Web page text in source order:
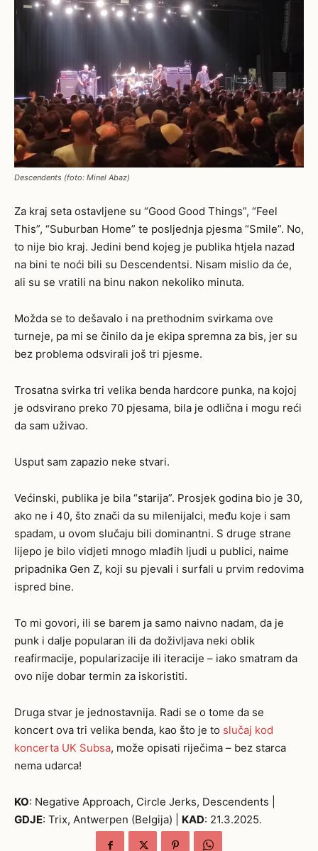
Descendents (foto: Minel Abaz)
Za kraj seta ostavljene su “Good Good Things”, “Feel
This”, “Suburban Home” te posljednja pjesma “Smile”. No,
to nije bio kraj. Jedini bend kojeg je publika htjela nazad
na bini te noći bili su Descendentsi. Nisam mislio da će,
ali su se vratili na binu nakon nekoliko minuta.
Možda se to dešavalo i na prethodnim svirkama ove
turneje, pa mi se činilo da je ekipa spremna za bis, jer su
bez problema odsvirali još tri pjesme.
Trosatna svirka tri velika benda hardcore punka, na kojoj
je odsvirano preko 70 pjesama, bila je odlična i mogu reći
da sam uživao.
Usput sam zapazio neke stvari.
Većinski, publika je bila “starija”. Prosjek godina bio je 30,
ako ne i 40, što znači da su milenijalci, među koje i sam
spadam, u ovom slučaju bili dominantni. S druge strane
lijepo je bilo vidjeti mnogo mlađih ljudi u publici, naime
pripadnika Gen Z, koji su pjevali i surfali u prvim redovima
ispred bine.
To mi govori, ili se barem ja samo naivno nadam, da je
punk i dalje popularan ili da doživljava neki oblik
reafirmacije, popularizacije ili iteracije – iako smatram da
ovo nije dobar termin za iskoristiti.
Druga stvar je jednostavnija. Radi se o tome da se
koncert ova tri velika benda, kao što je to slučaj kod
koncerta UK Subsa, može opisati riječima – bez starca
nema udarca!
KO: Negative Approach, Circle Jerks, Descendents |
GDJE: Trix, Antwerpen (Belgija) | KAD: 21.3.2025.